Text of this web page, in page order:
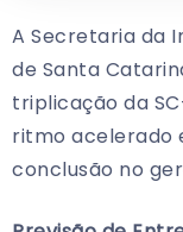
A Secretaria da
de Santa
triplicação da
ritmo acelerado
conclusão no